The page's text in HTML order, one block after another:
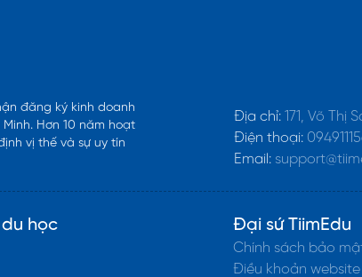
đăng ký kinh doanh
Hơn 10 năm hoạt
vị thế và sự uy tín
Địa chỉ: 171, Võ Thị
Điện thoại:
Email:
học Đại sứ TiimEdu
Chính sách bảo
Điều khoản website